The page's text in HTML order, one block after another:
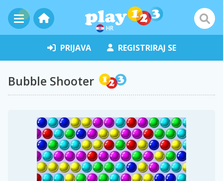
HR
PRIJAVA REGISTRIRAJ SE
Bubble Shooter